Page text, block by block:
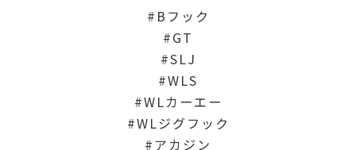
Bフック
GT
SLJ
WLS
WLカーエー
WLジグフック
アカジン